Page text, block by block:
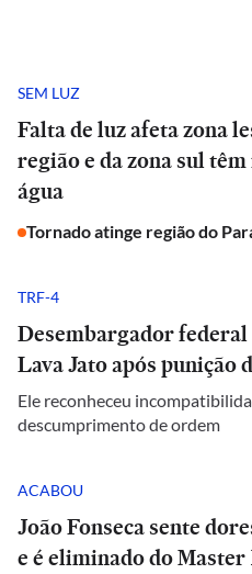
SEM LUZ
Falta de luz afeta zona
região e da zona sul
água
Tornado atinge região do
TRF-4
Desembargador federal
Lava Jato após punição
Ele reconheceu
descumprimento de ordem
ACABOU
João Fonseca sente
e é eliminado do